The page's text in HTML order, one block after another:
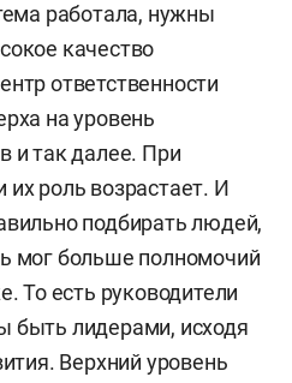
работала, нужны
качество
ответственности
на уровень
и так далее. При
роль возрастает. И
подбирать людей,
мог больше полномочий
То есть руководители
быть лидерами, исходя
Верхний уровень